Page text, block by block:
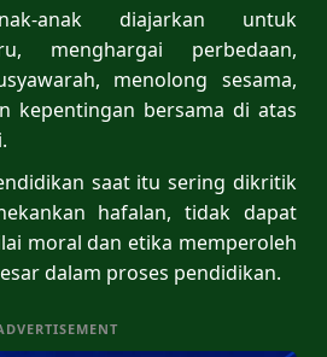
anak diajarkan untuk
menghargai perbedaan,
menolong sesama,
kepentingan bersama di atas
saat itu sering dikritik
hafalan, tidak dapat
moral dan etika memperoleh
dalam proses pendidikan.